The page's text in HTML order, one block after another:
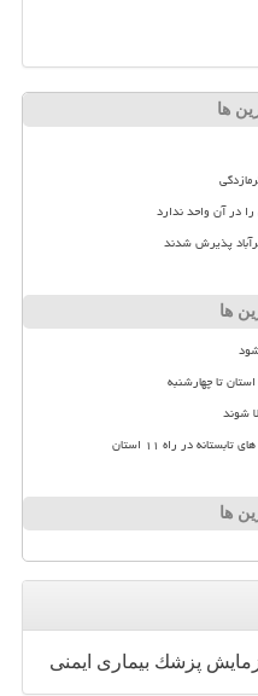
ها
در آن واحد ندارد
ها
شوند
ها
پزشك بیماری ایمنی